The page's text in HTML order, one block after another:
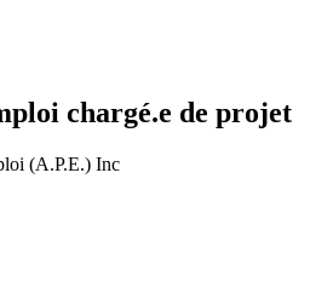
chargé.e de projet
(A.P.E.) Inc